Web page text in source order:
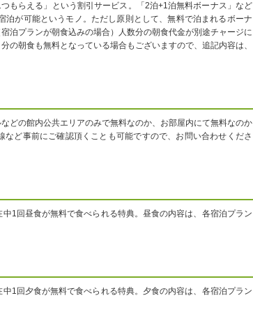
もらえる」という割引サービス。「2泊+1泊無料ボーナス」など
が可能というモノ。ただし原則として、無料で泊まれるボーナ
泊プランが朝食込みの場合）人数分の朝食代金が別途チャージに
朝食も無料となっている場合もございますので、追記内容は、
どの館内公共エリアのみで無料なのか、お部屋内にて無料なのか
ど事前にご確認頂くことも可能ですので、お問い合わせくださ
1回昼食が無料で食べられる特典。昼食の内容は、各宿泊プラン
1回夕食が無料で食べられる特典。夕食の内容は、各宿泊プラン